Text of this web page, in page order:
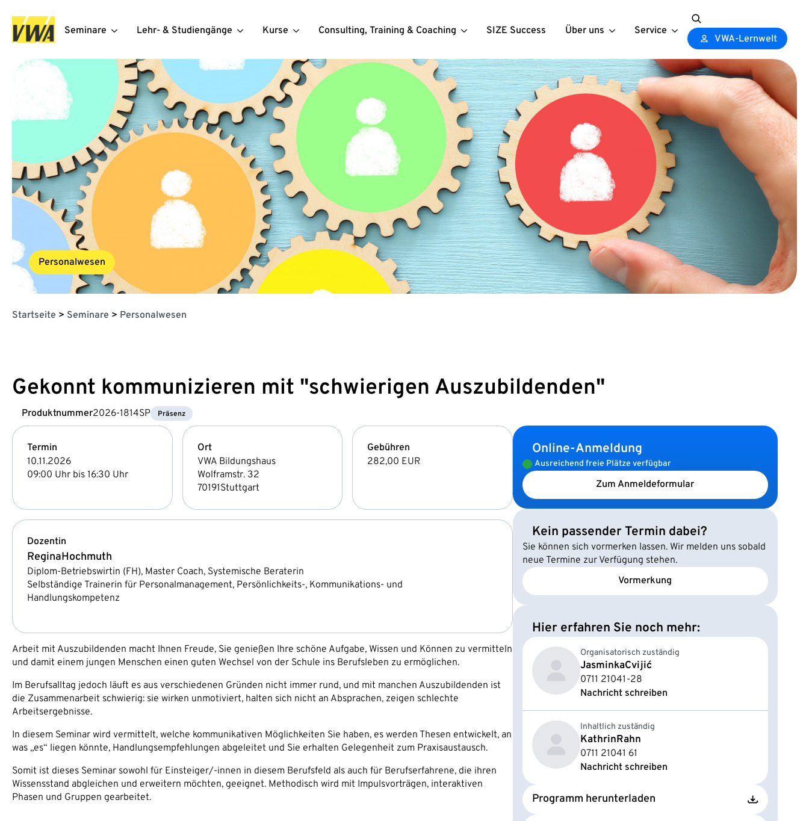
Seminare Lehr- & Studiengänge Kurse Consulting, Training & Coaching SIZE Success Über uns Service
Search
for:
VWA-Lernwelt
Personalwesen
Startseite > Seminare > Personalwesen
Gekonnt kommunizieren mit "schwierigen Auszubildenden"
Produktnummer2026-1814SP Präsenz
Termin
10.11.2026
09:00 Uhr bis 16:30 Uhr
Ort
VWA Bildungshaus
Wolframstr. 32
70191Stuttgart
Gebühren
282,00 EUR
Dozentin
ReginaHochmuth
Diplom-Betriebswirtin (FH), Master Coach, Systemische Beraterin
Selbständige Trainerin für Personalmanagement, Persönlichkeits-, Kommunikations- und
Handlungskompetenz
Arbeit mit Auszubildenden macht Ihnen Freude, Sie genießen Ihre schöne Aufgabe, Wissen und Können zu vermitteln
und damit einem jungen Menschen einen guten Wechsel von der Schule ins Berufsleben zu ermöglichen.
Im Berufsalltag jedoch läuft es aus verschiedenen Gründen nicht immer rund, und mit manchen Auszubildenden ist
die Zusammenarbeit schwierig: sie wirken unmotiviert, halten sich nicht an Absprachen, zeigen schlechte
Arbeitsergebnisse.
In diesem Seminar wird vermittelt, welche kommunikativen Möglichkeiten Sie haben, es werden Thesen entwickelt, an
was „es“ liegen könnte, Handlungsempfehlungen abgeleitet und Sie erhalten Gelegenheit zum Praxisaustausch.
Somit ist dieses Seminar sowohl für Einsteiger/-innen in diesem Berufsfeld als auch für Berufserfahrene, die ihren
Wissensstand abgleichen und erweitern möchten, geeignet. Methodisch wird mit Impulsvorträgen, interaktiven
Phasen und Gruppen gearbeitet.
Online-Anmeldung
Ausreichend freie Plätze verfügbar
Zum Anmeldeformular
Kein passender Termin dabei?
Sie können sich vormerken lassen. Wir melden uns sobald
neue Termine zur Verfügung stehen.
Vormerkung
Hier erfahren Sie noch mehr:
Organisatorisch zuständig
JasminkaCvijić
0711 21041-28
Nachricht schreiben
Inhaltlich zuständig
KathrinRahn
0711 21041 61
Nachricht schreiben
Programm herunterladen